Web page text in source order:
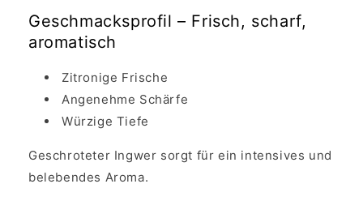
Geschmacksprofil – Frisch, scharf,
aromatisch
Zitronige Frische
Angenehme Schärfe
Würzige Tiefe
Geschroteter Ingwer sorgt für ein intensives und
belebendes Aroma.